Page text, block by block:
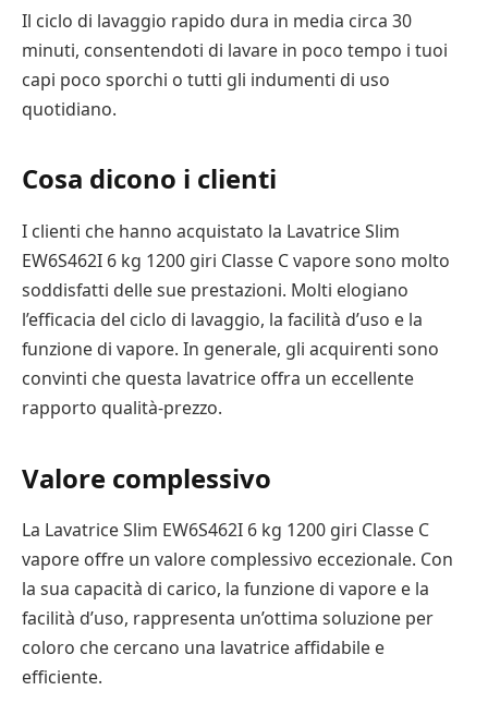
Il ciclo di lavaggio rapido dura in media circa 30
minuti, consentendoti di lavare in poco tempo i tuoi
capi poco sporchi o tutti gli indumenti di uso
quotidiano.
Cosa dicono i clienti
I clienti che hanno acquistato la Lavatrice Slim
EW6S462I 6 kg 1200 giri Classe C vapore sono molto
soddisfatti delle sue prestazioni. Molti elogiano
l’efficacia del ciclo di lavaggio, la facilità d’uso e la
funzione di vapore. In generale, gli acquirenti sono
convinti che questa lavatrice offra un eccellente
rapporto qualità-prezzo.
Valore complessivo
La Lavatrice Slim EW6S462I 6 kg 1200 giri Classe C
vapore offre un valore complessivo eccezionale. Con
la sua capacità di carico, la funzione di vapore e la
facilità d’uso, rappresenta un’ottima soluzione per
coloro che cercano una lavatrice affidabile e
efficiente.